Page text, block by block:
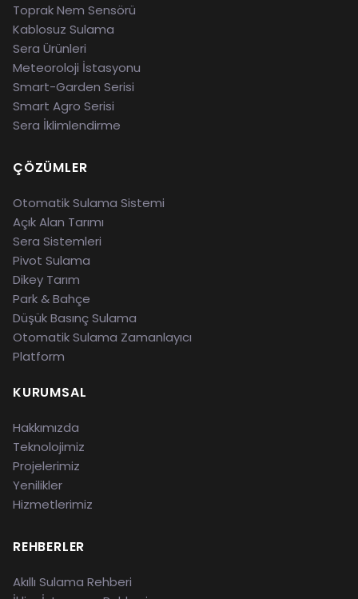
Toprak Nem Sensörü
Kablosuz Sulama
Sera Ürünleri
Meteoroloji İstasyonu
Smart-Garden Serisi
Smart Agro Serisi
Sera İklimlendirme
ÇÖZÜMLER
Otomatik Sulama Sistemi
Açık Alan Tarımı
Sera Sistemleri
Pivot Sulama
Dikey Tarım
Park & Bahçe
Düşük Basınç Sulama
Otomatik Sulama Zamanlayıcı
Platform
KURUMSAL
Hakkımızda
Teknolojimiz
Projelerimiz
Yenilikler
Hizmetlerimiz
REHBERLER
Akıllı Sulama Rehberi